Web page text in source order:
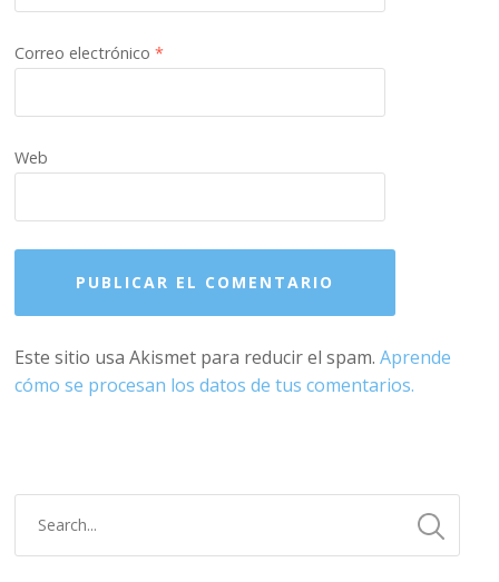
Correo electrónico*
Web
Este sitio usa Akismet para reducir el spam.Aprende
cómo se procesan los datos de tus comentarios.